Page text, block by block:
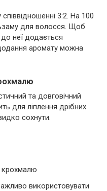
3:2. На 100
для волосся. Щоб
неї додається
аромату можна
та довговічний
для ліплення дрібних
сохнути.
крохмалю
використовувати